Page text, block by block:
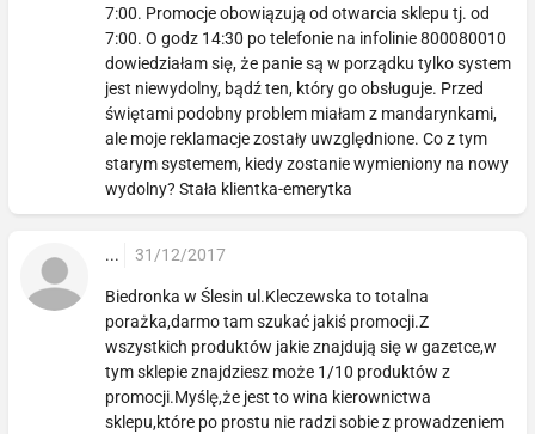
7:00. Promocje obowiązują od otwarcia sklepu tj. od
7:00. O godz 14:30 po telefonie na infolinie 800080010
dowiedziałam się, że panie są w porządku tylko system
jest niewydolny, bądź ten, który go obsługuje. Przed
świętami podobny problem miałam z mandarynkami,
ale moje reklamacje zostały uwzględnione. Co z tym
starym systemem, kiedy zostanie wymieniony na nowy
wydolny? Stała klientka-emerytka
... 31/12/2017
Biedronka w Ślesin ul.Kleczewska to totalna
porażka,darmo tam szukać jakiś promocji.Z
wszystkich produktów jakie znajdują się w gazetce,w
tym sklepie znajdziesz może 1/10 produktów z
promocji.Myślę,że jest to wina kierownictwa
sklepu,które po prostu nie radzi sobie z prowadzeniem